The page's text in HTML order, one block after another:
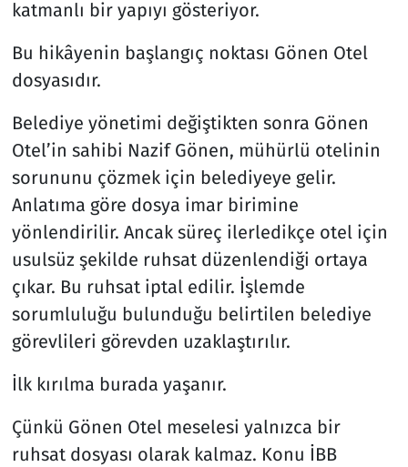
katmanlı bir yapıyı gösteriyor.
Bu hikâyenin başlangıç noktası Gönen Otel
dosyasıdır.
Belediye yönetimi değiştikten sonra Gönen
Otel’in sahibi Nazif Gönen, mühürlü otelinin
sorununu çözmek için belediyeye gelir.
Anlatıma göre dosya imar birimine
yönlendirilir. Ancak süreç ilerledikçe otel için
usulsüz şekilde ruhsat düzenlendiği ortaya
çıkar. Bu ruhsat iptal edilir. İşlemde
sorumluluğu bulunduğu belirtilen belediye
görevlileri görevden uzaklaştırılır.
İlk kırılma burada yaşanır.
Çünkü Gönen Otel meselesi yalnızca bir
ruhsat dosyası olarak kalmaz. Konu İBB
Savunma Sanayi
Seçim 2023
Teknoloji ve Bilim
Televizyon